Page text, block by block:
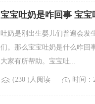
宝宝吐奶是咋回事 宝宝
吐奶是刚出生婴儿们普遍会发
们。那么宝宝吐奶是什么咋回
大家有所帮助。宝宝吐...
(230 )人阅读 时间：